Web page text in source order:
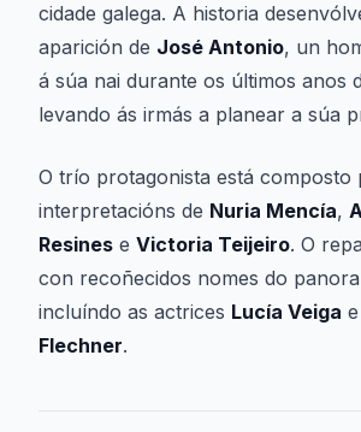
cidade galega. A historia
aparición de José Antonio, un
á súa nai durante os últimos anos
levando ás irmás a planear a súa
O trío protagonista está composto
interpretacións de Nuria Mencía,
Resines e Victoria Teijeiro. O
con recoñecidos nomes do
incluíndo as actrices Lucía Veiga e
Flechner.